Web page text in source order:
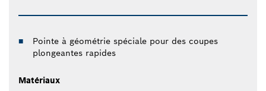
Pointe à géométrie spéciale pour des coupes
plongeantes rapides
Matériaux